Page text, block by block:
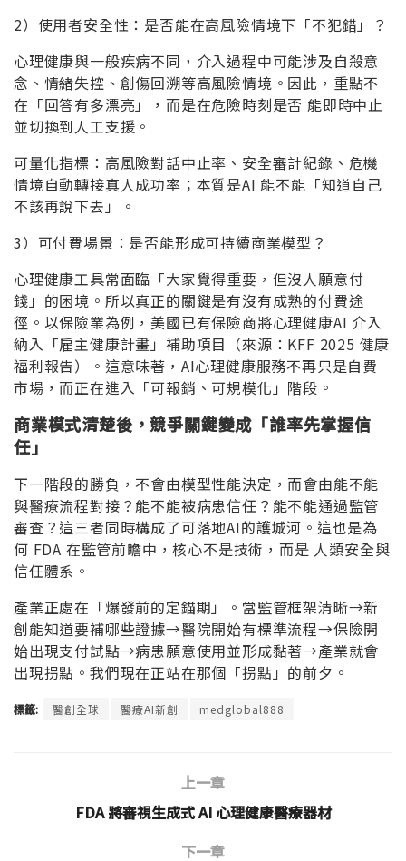
2）使用者安全性：是否能在高風險情境下「不犯錯」？
心理健康與一般疾病不同，介入過程中可能涉及自殺意
念、情緒失控、創傷回溯等高風險情境。因此，重點不
在「回答有多漂亮」，而是在危險時刻是否 能即時中止
並切換到人工支援。
可量化指標：高風險對話中止率、安全審計紀錄、危機
情境自動轉接真人成功率；本質是AI 能不能「知道自己
不該再說下去」。
3）可付費場景：是否能形成可持續商業模型？
心理健康工具常面臨「大家覺得重要，但沒人願意付
錢」的困境。所以真正的關鍵是有沒有成熟的付費途
徑。以保險業為例，美國已有保險商將心理健康AI 介入
納入「雇主健康計畫」補助項目（來源：KFF 2025 健康
福利報告）。這意味著，AI心理健康服務不再只是自費
市場，而正在進入「可報銷、可規模化」階段。
商業模式清楚後，競爭關鍵變成「誰率先掌握信
任」
下一階段的勝負，不會由模型性能決定，而會由能不能
與醫療流程對接？能不能被病患信任？能不能通過監管
審查？這三者同時構成了可落地AI的護城河。這也是為
何 FDA 在監管前瞻中，核心不是技術，而是 人類安全與
信任體系。
產業正處在「爆發前的定錨期」。當監管框架清晰→新
創能知道要補哪些證據→醫院開始有標準流程→保險開
始出現支付試點→病患願意使用並形成黏著→產業就會
出現拐點。我們現在正站在那個「拐點」的前夕。
標籤: 醫創全球 醫療AI新創 medglobal888
上一章
FDA 將審視生成式 AI 心理健康醫療器材
下一章